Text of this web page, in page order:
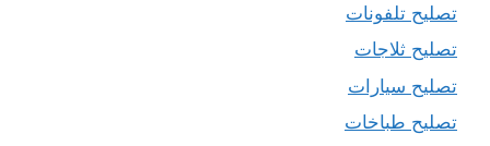
تصليح تلفونات
تصليح ثلاجات
تصليح سيارات
تصليح طباخات